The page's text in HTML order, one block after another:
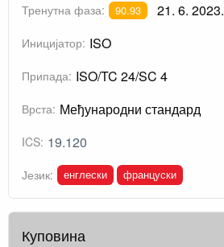
Тренутна фаза: 90.93 21. 6. 2023.
Иницијатор: ISO
Припада: ISO/TC 24/SC 4
Врста: Међународни стандард
ICS: 19.120
Језик: енглески француски
Куповина